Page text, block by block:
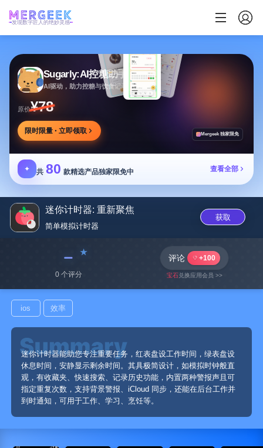
发现数字匠人的绝妙灵感
Sugarly:AI控糖助手
AI驱动，助力控糖与饮食记录，提供个性化建议
原价¥78
限时限量 · 立即领取 Mergeek 独家限免
✦ 共 80 款精选产品独家限免中 查看全部
迷你计时器: 重新聚焦
简单模拟计时‪器‬
获取
﹣
0 个评分
评论 +100
宝石兑换应用会员 >>
ios 效率
迷你计时器能助您专注重要任务，红表盘设工作时间，绿表盘设
休息时间，安静显示剩余时间。其具极简设计，如模拟时钟般直
观，有收藏夹、快速搜索、记录历史功能，内置两种警报声且可
指定重复次数，支持背景警报、iCloud 同步，还能在后台工作并
到时通知，可用于工作、学习、烹饪等。